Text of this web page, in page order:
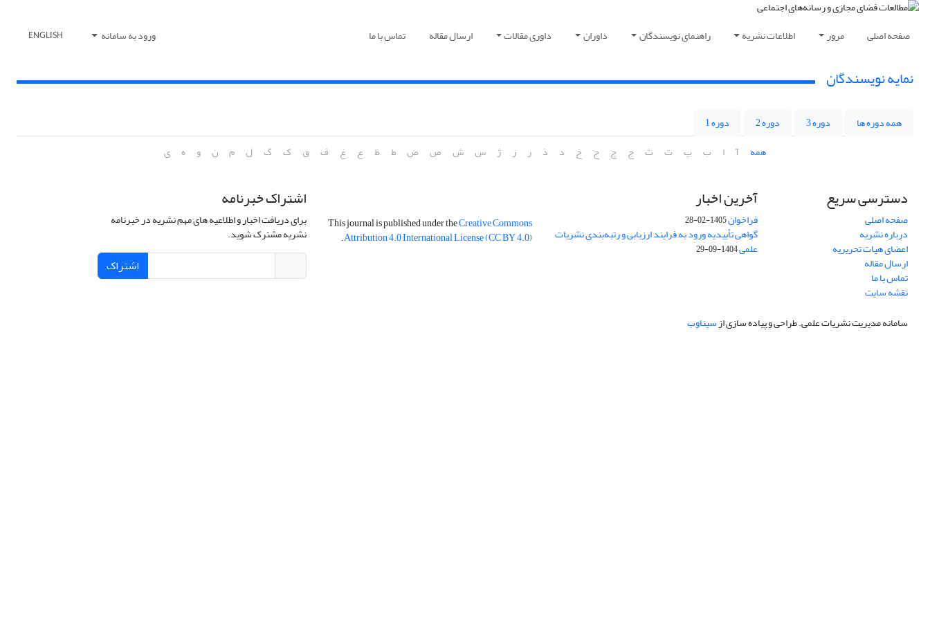
صفحه اصلی مرور اطلاعات نشریه راهنمای نویسندگان داوران داوری مقالات ارسال مقاله تماس با ما ورود به سامانه ENGLISH
نمایه نویسندگان
همه دوره ها دوره 3 دوره 2
دوره 1
همه
آ ا ب پ ت ث ج چ ح خ د ذ ر ز ژ س ش ص ض ط ظ ع غ ف ق ک گ ل م ن و ه ی
دسترسی سریع
صفحه اصلی
درباره نشریه
اعضای هیات تحریریه
ارسال مقاله
تماس با ما
نقشه سایت
آخرین اخبار
فراخوان1405-02-28
گواهی تأییدیه ورود به فرایند ارزیابی و رتبه‌بندی نشریات
علمی1404-09-29
This journal is published under theCreative Commons
Attribution 4.0 International License (CC BY 4.0)
.
اشتراک خبرنامه
برای دریافت اخبار و اطلاعیه های مهم نشریه در خبرنامه
نشریه مشترک شوید.
اشتراک
سامانه مدیریت نشریات علمی.طراحی و پیاده سازی ازسیناوب